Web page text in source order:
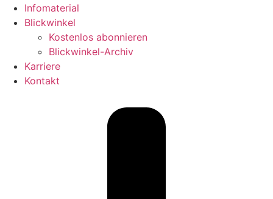
Infomaterial
Blickwinkel
Kostenlos abonnieren
Blickwinkel-Archiv
Karriere
Kontakt